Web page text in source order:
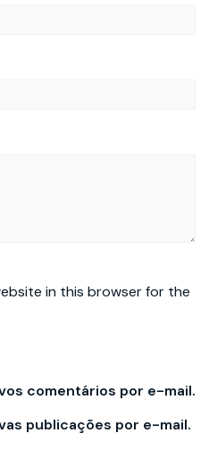
in this browser for the
comentários por e-mail.
publicações por e-mail.